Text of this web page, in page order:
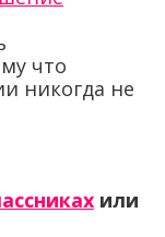
что
никогда не
или